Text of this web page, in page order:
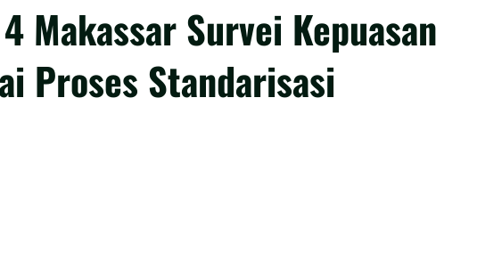
Makassar Survei Kepuasan
Proses Standarisasi